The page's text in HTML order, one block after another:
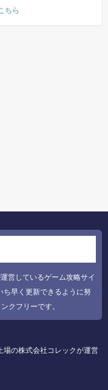
ちら
営しているゲーム攻略サイ
ち早く更新できるように努
クフリーです。
場の株式会社コレックが運営